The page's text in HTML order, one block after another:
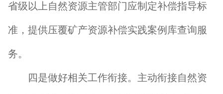
省级以上自然资源主管部门应制定补偿指导标
准，提供压覆矿产资源补偿实践案例库查询服
务。
四是做好相关工作衔接。主动衔接自然资